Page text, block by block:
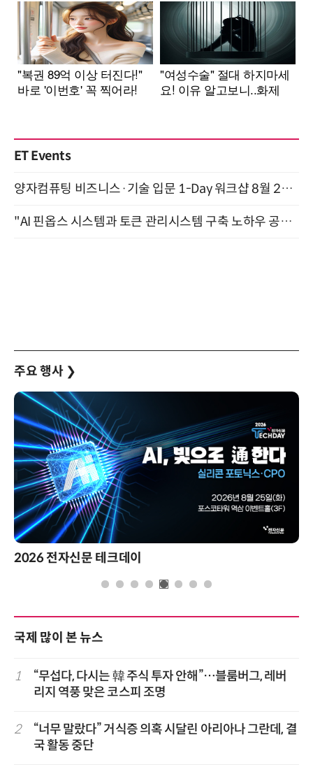
ET Events
양자컴퓨팅 비즈니스·기술 입문 1-Day 워크샵 8월 28일 개최
"AI 핀옵스 시스템과 토큰 관리시스템 구축 노하우 공개" 잠실 한국광고문화회관 2층 대회의실 (8/21)
주요 행사 ❯
2026 전자신문 테크데이
국제 많이 본 뉴스
1
“무섭다, 다시는 韓 주식 투자 안해”…블룸버그, 레버
리지 역풍 맞은 코스피 조명
2
“너무 말랐다” 거식증 의혹 시달린 아리아나 그란데, 결
국 활동 중단